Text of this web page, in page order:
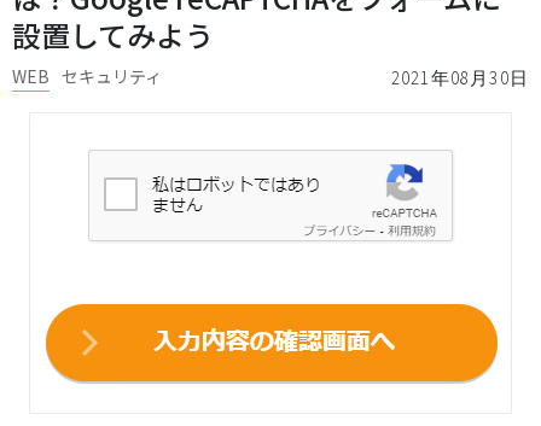
設置してみよう
2021年08月30日
WEB セキュリティ